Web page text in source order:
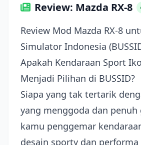
Review: Mazda RX-8
Review Mod Mazda RX-8
Simulator Indonesia
Apakah Kendaraan Sport
Menjadi Pilihan di BUSSID?
Siapa yang tak tertarik
yang menggoda dan penuh
kamu penggemar
desain sporty dan